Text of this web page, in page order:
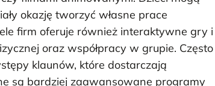
okazję tworzyć własne prace
firm oferuje również interaktywne gry i
oraz współpracy w grupie. Często
klaunów, które dostarczają
są bardziej zaawansowane programy